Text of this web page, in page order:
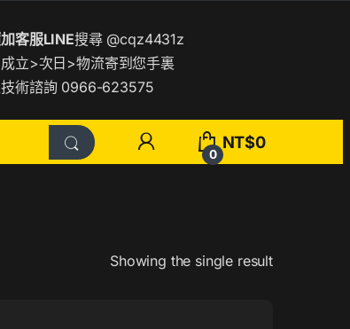
客服LINE搜尋 @cqz4431z
立>次日>物流寄到您手裏
術諮詢 0966-623575
0
NT$0
Showing the single result